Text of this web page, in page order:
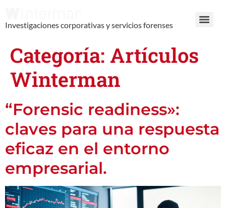
Investigaciones corporativas y servicios forenses
Categoría: Artículos
Winterman
“Forensic readiness»:
claves para una respuesta
eficaz en el entorno
empresarial.